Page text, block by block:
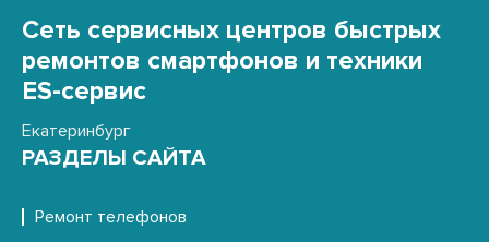
Сеть сервисных центров быстрых
ремонтов смартфонов и техники
ES-сервис
Екатеринбург
РАЗДЕЛЫ САЙТА
Ремонт телефонов